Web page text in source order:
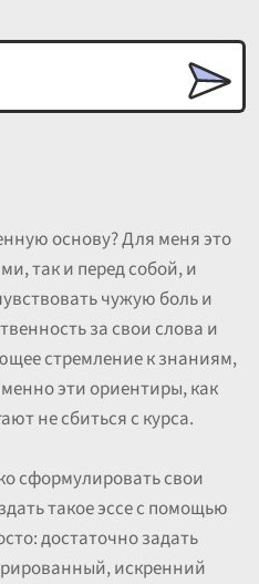
основу? Для меня это
так и перед собой, и
чужую боль и
за свои слова и
стремление к знаниям,
эти ориентиры, как
не сбиться с курса.
сформулировать свои
такое эссе с помощью
достаточно задать
искренний